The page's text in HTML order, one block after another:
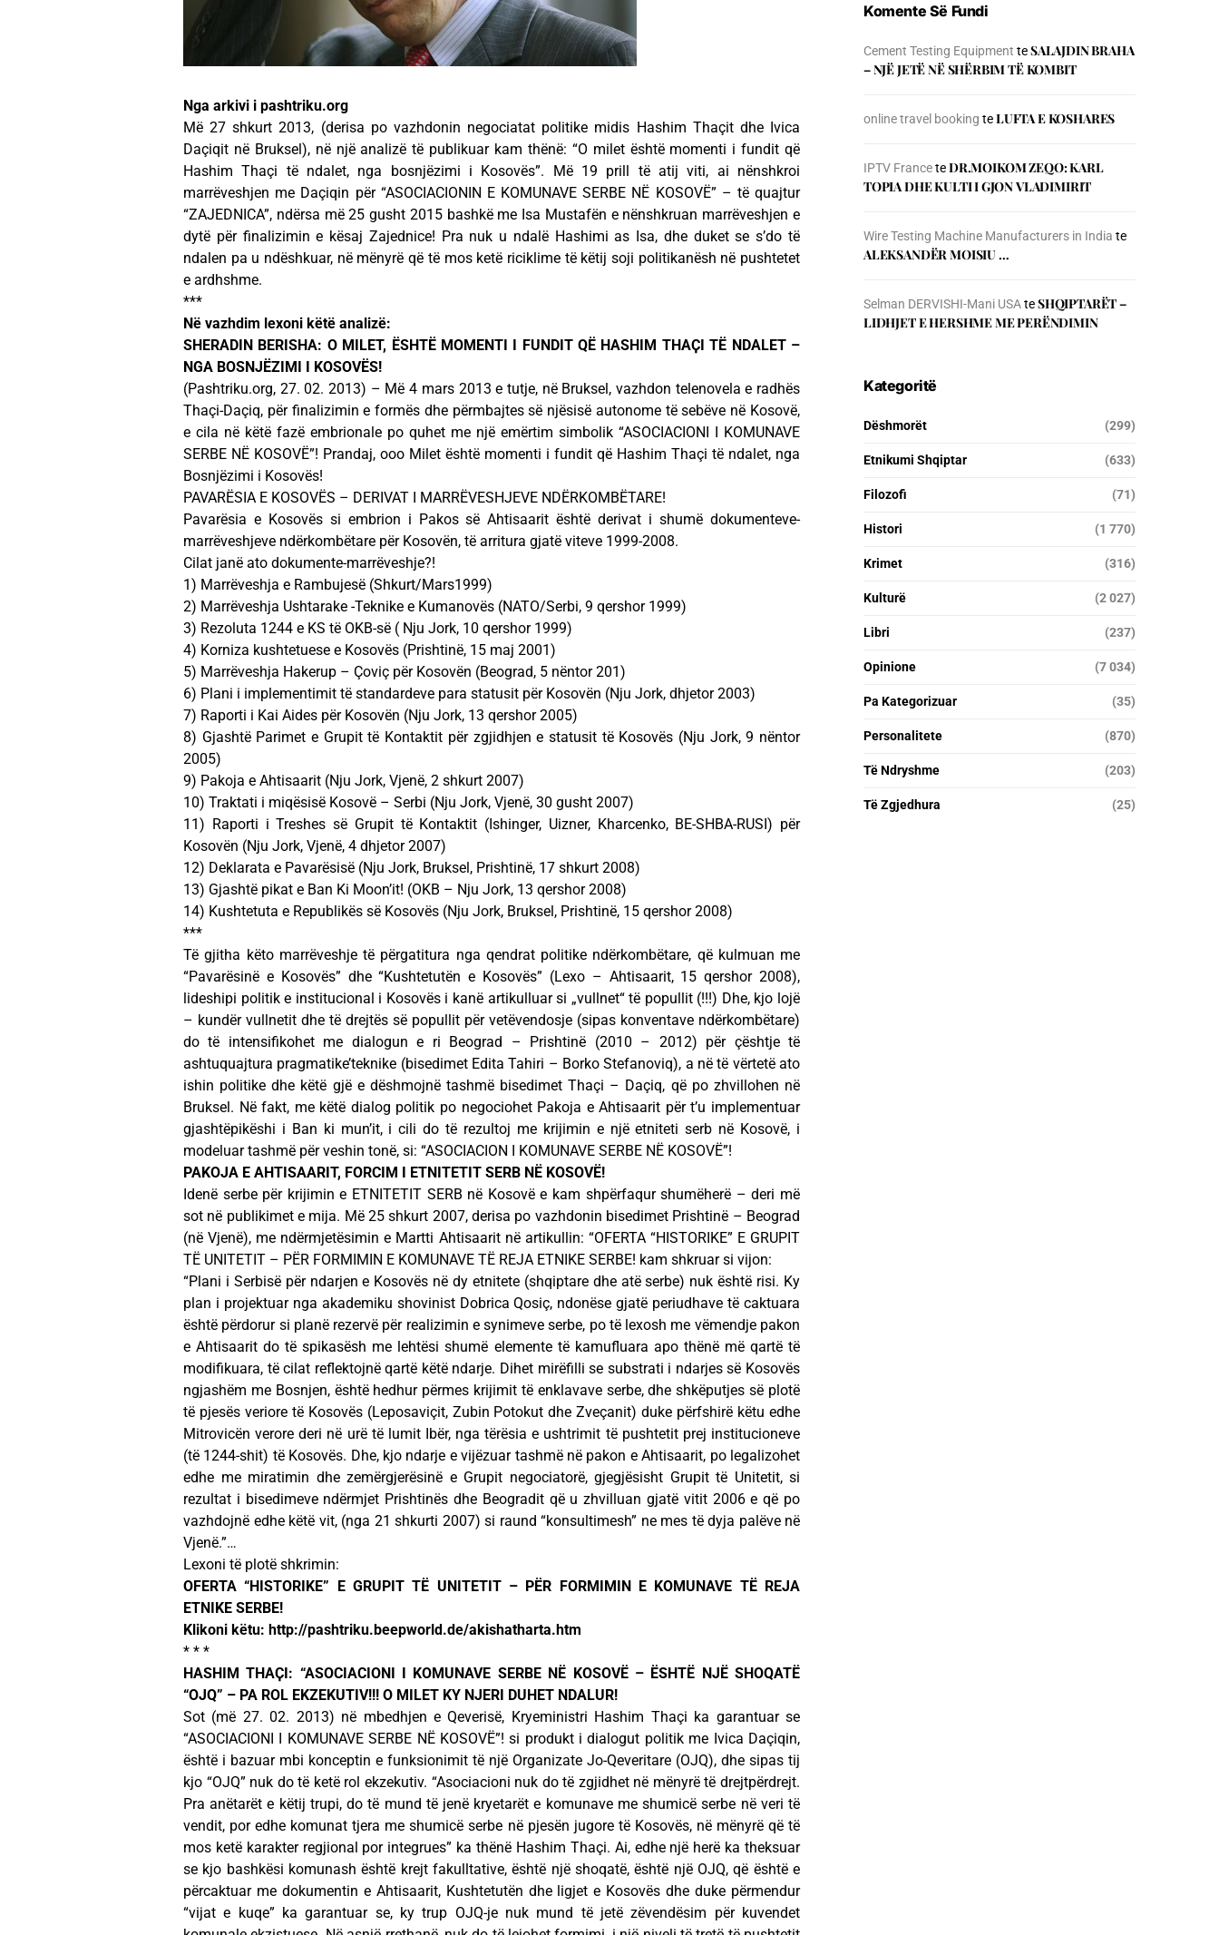
Nga arkivi i pashtriku.org
Më 27 shkurt 2013, (derisa po vazhdonin negociatat politike midis Hashim Thaçit dhe Ivica
Daçiqit në Bruksel), në një analizë të publikuar kam thënë: “O milet është momenti i fundit që
Hashim Thaçi të ndalet, nga bosnjëzimi i Kosovës”. Më 19 prill të atij viti, ai nënshkroi
marrëveshjen me Daçiqin për “ASOCIACIONIN E KOMUNAVE SERBE NË KOSOVË” – të quajtur
“ZAJEDNICA”, ndërsa më 25 gusht 2015 bashkë me Isa Mustafën e nënshkruan marrëveshjen e
dytë për finalizimin e kësaj Zajednice! Pra nuk u ndalë Hashimi as Isa, dhe duket se s’do të
ndalen pa u ndëshkuar, në mënyrë që të mos ketë riciklime të këtij soji politikanësh në pushtetet
e ardhshme.
***
Në vazhdim lexoni këtë analizë:
SHERADIN BERISHA: O MILET, ËSHTË MOMENTI I FUNDIT QË HASHIM THAҪI TË NDALET –
NGA BOSNJËZIMI I KOSOVËS!
(Pashtriku.org, 27. 02. 2013) – Më 4 mars 2013 e tutje, në Bruksel, vazhdon telenovela e radhës
Thaçi-Daçiq, për finalizimin e formës dhe përmbajtes së njësisë autonome të sebëve në Kosovë,
e cila në këtë fazë embrionale po quhet me një emërtim simbolik “ASOCIACIONI I KOMUNAVE
SERBE NË KOSOVË”! Prandaj, ooo Milet është momenti i fundit që Hashim Thaçi të ndalet, nga
Bosnjëzimi i Kosovës!
PAVARËSIA E KOSOVËS – DERIVAT I MARRËVESHJEVE NDËRKOMBËTARE!
Pavarësia e Kosovës si embrion i Pakos së Ahtisaarit është derivat i shumë dokumenteve-
marrëveshjeve ndërkombëtare për Kosovën, të arritura gjatë viteve 1999-2008.
Cilat janë ato dokumente-marrëveshje?!
1) Marrëveshja e Rambujesë (Shkurt/Mars1999)
2) Marrëveshja Ushtarake -Teknike e Kumanovës (NATO/Serbi, 9 qershor 1999)
3) Rezoluta 1244 e KS të OKB-së ( Nju Jork, 10 qershor 1999)
4) Korniza kushtetuese e Kosovës (Prishtinë, 15 maj 2001)
5) Marrëveshja Hakerup – Çoviç për Kosovën (Beograd, 5 nëntor 201)
6) Plani i implementimit të standardeve para statusit për Kosovën (Nju Jork, dhjetor 2003)
7) Raporti i Kai Aides për Kosovën (Nju Jork, 13 qershor 2005)
8) Gjashtë Parimet e Grupit të Kontaktit për zgjidhjen e statusit të Kosovës (Nju Jork, 9 nëntor
2005)
9) Pakoja e Ahtisaarit (Nju Jork, Vjenë, 2 shkurt 2007)
10) Traktati i miqësisë Kosovë – Serbi (Nju Jork, Vjenë, 30 gusht 2007)
11) Raporti i Treshes së Grupit të Kontaktit (Ishinger, Uizner, Kharcenko, BE-SHBA-RUSI) për
Kosovën (Nju Jork, Vjenë, 4 dhjetor 2007)
12) Deklarata e Pavarësisë (Nju Jork, Bruksel, Prishtinë, 17 shkurt 2008)
13) Gjashtë pikat e Ban Ki Moon’it! (OKB – Nju Jork, 13 qershor 2008)
14) Kushtetuta e Republikës së Kosovës (Nju Jork, Bruksel, Prishtinë, 15 qershor 2008)
***
Të gjitha këto marrëveshje të përgatitura nga qendrat politike ndërkombëtare, që kulmuan me
“Pavarësinë e Kosovës” dhe “Kushtetutën e Kosovës” (Lexo – Ahtisaarit, 15 qershor 2008),
lideshipi politik e institucional i Kosovës i kanë artikulluar si „vullnet“ të popullit (!!!) Dhe, kjo lojë
– kundër vullnetit dhe të drejtës së popullit për vetëvendosje (sipas konventave ndërkombëtare)
do të intensifikohet me dialogun e ri Beograd – Prishtinë (2010 – 2012) për çështje të
ashtuquajtura pragmatike’teknike (bisedimet Edita Tahiri – Borko Stefanoviq), a në të vërtetë ato
ishin politike dhe këtë gjë e dëshmojnë tashmë bisedimet Thaçi – Daçiq, që po zhvillohen në
Bruksel. Në fakt, me këtë dialog politik po negociohet Pakoja e Ahtisaarit për t’u implementuar
gjashtëpikëshi i Ban ki mun’it, i cili do të rezultoj me krijimin e një etniteti serb në Kosovë, i
modeluar tashmë për veshin tonë, si: “ASOCIACION I KOMUNAVE SERBE NË KOSOVË”!
PAKOJA E AHTISAARIT, FORCIM I ETNITETIT SERB NË KOSOVË!
Idenë serbe për krijimin e ETNITETIT SERB në Kosovë e kam shpërfaqur shumëherë – deri më
sot në publikimet e mija. Më 25 shkurt 2007, derisa po vazhdonin bisedimet Prishtinë – Beograd
(në Vjenë), me ndërmjetësimin e Martti Ahtisaarit në artikullin: “OFERTA “HISTORIKE” E GRUPIT
TË UNITETIT – PËR FORMIMIN E KOMUNAVE TË REJA ETNIKE SERBE! kam shkruar si vijon:
“Plani i Serbisë për ndarjen e Kosovës në dy etnitete (shqiptare dhe atë serbe) nuk është risi. Ky
plan i projektuar nga akademiku shovinist Dobrica Qosiç, ndonëse gjatë periudhave të caktuara
është përdorur si planë rezervë për realizimin e synimeve serbe, po të lexosh me vëmendje pakon
e Ahtisaarit do të spikasësh me lehtësi shumë elemente të kamufluara apo thënë më qartë të
modifikuara, të cilat reflektojnë qartë këtë ndarje. Dihet mirëfilli se substrati i ndarjes së Kosovës
ngjashëm me Bosnjen, është hedhur përmes krijimit të enklavave serbe, dhe shkëputjes së plotë
të pjesës veriore të Kosovës (Leposaviçit, Zubin Potokut dhe Zveçanit) duke përfshirë këtu edhe
Mitrovicën verore deri në urë të lumit Ibër, nga tërësia e ushtrimit të pushtetit prej institucioneve
(të 1244-shit) të Kosovës. Dhe, kjo ndarje e vijëzuar tashmë në pakon e Ahtisaarit, po legalizohet
edhe me miratimin dhe zemërgjerësinë e Grupit negociatorë, gjegjësisht Grupit të Unitetit, si
rezultat i bisedimeve ndërmjet Prishtinës dhe Beogradit që u zhvilluan gjatë vitit 2006 e që po
vazhdojnë edhe këtë vit, (nga 21 shkurti 2007) si raund “konsultimesh” ne mes të dyja palëve në
Vjenë.”…
Lexoni të plotë shkrimin:
OFERTA “HISTORIKE” E GRUPIT TË UNITETIT – PËR FORMIMIN E KOMUNAVE TË REJA
ETNIKE SERBE!
Klikoni këtu: http://pashtriku.beepworld.de/akishatharta.htm
* * *
HASHIM THAҪI: “ASOCIACIONI I KOMUNAVE SERBE NË KOSOVË – ËSHTË NJË SHOQATË
“OJQ” – PA ROL EKZEKUTIV!!! O MILET KY NJERI DUHET NDALUR!
Sot (më 27. 02. 2013) në mbedhjen e Qeverisë, Kryeministri Hashim Thaçi ka garantuar se
“ASOCIACIONI I KOMUNAVE SERBE NË KOSOVË”! si produkt i dialogut politik me Ivica Daçiqin,
është i bazuar mbi konceptin e funksionimit të një Organizate Jo-Qeveritare (OJQ), dhe sipas tij
kjo “OJQ” nuk do të ketë rol ekzekutiv. “Asociacioni nuk do të zgjidhet në mënyrë të drejtpërdrejt.
Pra anëtarët e këtij trupi, do të mund të jenë kryetarët e komunave me shumicë serbe në veri të
vendit, por edhe komunat tjera me shumicë serbe në pjesën jugore të Kosovës, në mënyrë që të
mos ketë karakter regjional por integrues” ka thënë Hashim Thaçi. Ai, edhe një herë ka theksuar
se kjo bashkësi komunash është krejt fakulltative, është një shoqatë, është një OJQ, që është e
përcaktuar me dokumentin e Ahtisaarit, Kushtetutën dhe ligjet e Kosovës dhe duke përmendur
“vijat e kuqe” ka garantuar se, ky trup OJQ-je nuk mund të jetë zëvendësim për kuvendet
Komente Së Fundi
Cement Testing Equipment teSALAJDIN BRAHA
– NJЁ JETЁ NЁ SHЁRBIM TЁ KOMBIT
online travel booking teLUFTA E KOSHARES
IPTV FranceteDR.MOIKOM ZEQO: KARL
TOPIA DHE KULTI I GJON VLADIMIRIT
Wire Testing Machine Manufacturers in India te
ALEKSANDËR MOISIU …
Selman DERVISHI-Mani USAteSHQIPTARËT –
LIDHJET E HERSHME ME PERËNDIMIN
Kategoritë
Dëshmorët (299)
Etnikumi Shqiptar (633)
Filozofi (71)
Histori (1 770)
Krimet (316)
Kulturë (2 027)
Libri (237)
Opinione (7 034)
Pa Kategorizuar (35)
Personalitete (870)
Të Ndryshme (203)
Të Zgjedhura (25)